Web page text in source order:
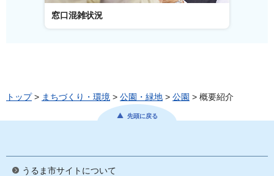
窓口混雑状況
トップ> まちづくり・環境 > 公園・緑地 > 公園 > 概要紹介
先頭に戻る
うるま市サイトについて